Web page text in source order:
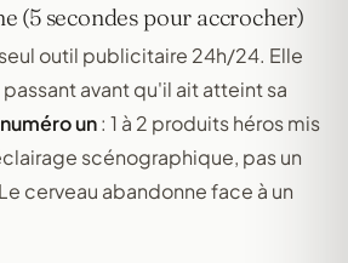
(5 secondes pour accrocher)
outil publicitaire 24h/24. Elle
avant qu'il ait atteint sa
un: 1 à 2 produits héros mis
scénographique, pas un
cerveau abandonne face à un